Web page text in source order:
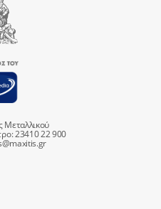
Μεταλλικού
23410 22 900